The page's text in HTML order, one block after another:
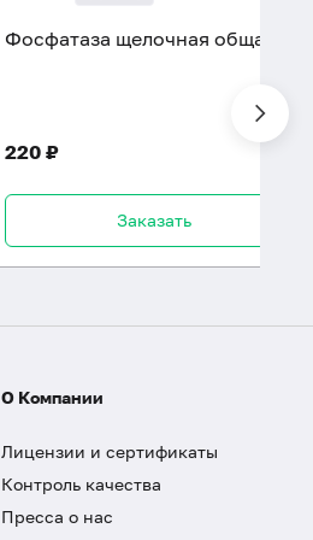
Фосфатаза щелочная общая
220 ₽
Заказать
О Компании
Лицензии и сертификаты
Контроль качества
Пресса о нас